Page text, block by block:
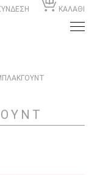
ΚΑΛΑΘΙ